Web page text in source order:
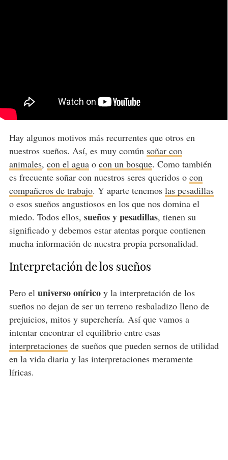
Hay algunos motivos más recurrentes que otros en
nuestros sueños. Así, es muy común soñar con
animales, con el aguao con un bosque. Como también
es frecuente soñar con nuestros seres queridos o con
compañeros de trabajo. Y aparte tenemos las pesadillas
o esos sueños angustiosos en los que nos domina el
miedo. Todos ellos, sueños y pesadillas, tienen su
significado y debemos estar atentas porque contienen
mucha información de nuestra propia personalidad.
Interpretación de los sueños
Pero el universo oníricoy la interpretación de los
sueños no dejan de ser un terreno resbaladizo lleno de
prejuicios, mitos y superchería. Así que vamos a
intentar encontrar el equilibrio entre esas
interpretacionesde sueños que pueden sernos de utilidad
en la vida diaria y las interpretaciones meramente
líricas.